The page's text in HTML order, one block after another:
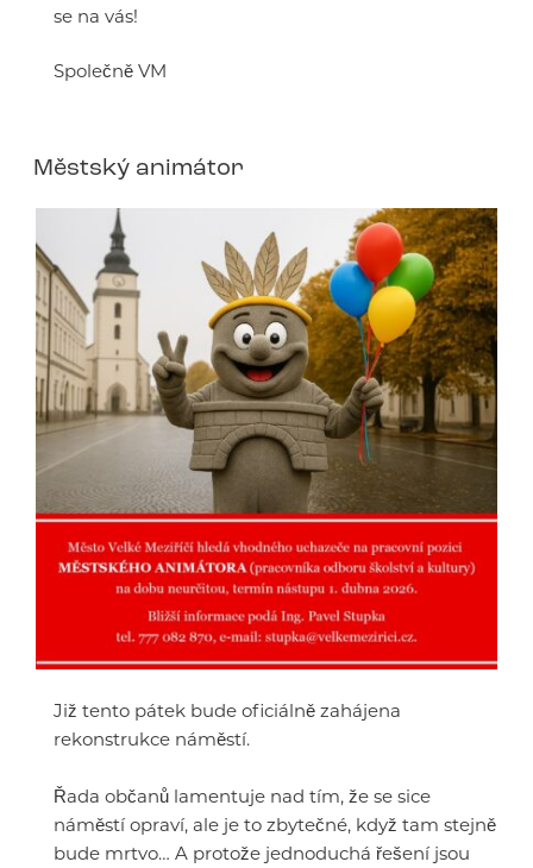
se na vás!
Společně VM
Městský animátor
Již tento pátek bude oficiálně zahájena
rekonstrukce náměstí.
Řada občanů lamentuje nad tím, že se sice
náměstí opraví, ale je to zbytečné, když tam stejně
bude mrtvo… A protože jednoduchá řešení jsou